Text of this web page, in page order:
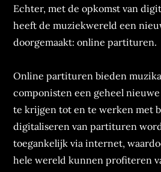
Echter, met de opkomst van
heeft de muziekwereld een
doorgemaakt: online partituren.
Online partituren bieden
componisten een geheel
te krijgen tot en te werken met
digitaliseren van partituren
toegankelijk via internet,
hele wereld kunnen profiteren